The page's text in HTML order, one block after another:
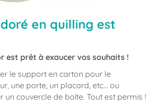
en quilling est
est prêt à exaucer vos souhaits !
le support en carton pour le
une porte, un placard, etc... ou
un couvercle de boîte. Tout est permis !